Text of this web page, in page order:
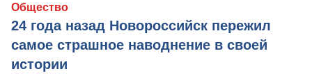
Общество
24 года назад Новороссийск пережил
самое страшное наводнение в своей
истории